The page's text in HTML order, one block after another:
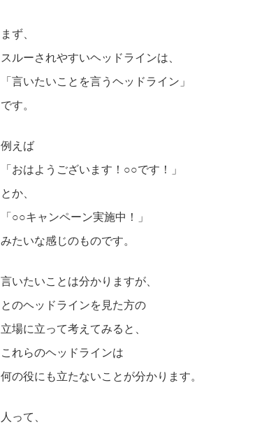
まず、
スルーされやすいヘッドラインは、
「言いたいことを言うヘッドライン」
です。
例えば
「おはようございます！○○です！」
とか、
「○○キャンペーン実施中！」
みたいな感じのものです。
言いたいことは分かりますが、
とのヘッドラインを見た方の
立場に立って考えてみると、
これらのヘッドラインは
何の役にも立たないことが分かります。
人って、